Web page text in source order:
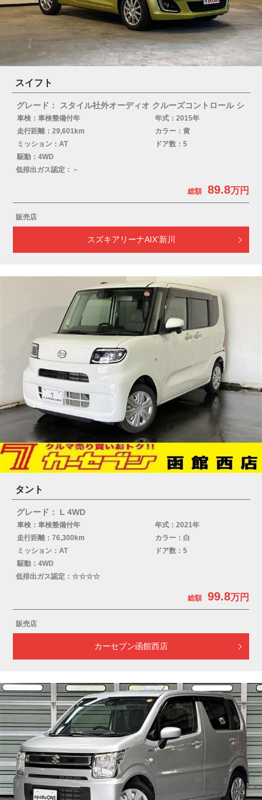
スイフト
グレード： スタイル社外オーディオ クルーズコントロール シ
車検：車検整備付年
年式：2015年
走行距離：29,601km
カラー：黄
ミッション：AT
ドア数：5
駆動：4WD
低排出ガス認定：－
89.8
販売店
スズキアリーナAIX’新川
タント
グレード： L 4WD
車検：車検整備付年
年式：2021年
走行距離：76,300km
カラー：白
ミッション：AT
ドア数：5
駆動：4WD
低排出ガス認定：☆☆☆☆
99.8
販売店
カーセブン函館西店